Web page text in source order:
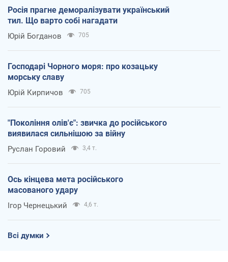
Росія прагне деморалізувати український
тил. Що варто собі нагадати
Юрій Богданов 705
Господарі Чорного моря: про козацьку
морську славу
Юрій Кирпичов 705
"Покоління олів'є": звичка до російського
виявилася сильнішою за війну
Руслан Горовий 3,4 т.
Ось кінцева мета російського
масованого удару
Ігор Чернецький 4,6 т.
Всі думки